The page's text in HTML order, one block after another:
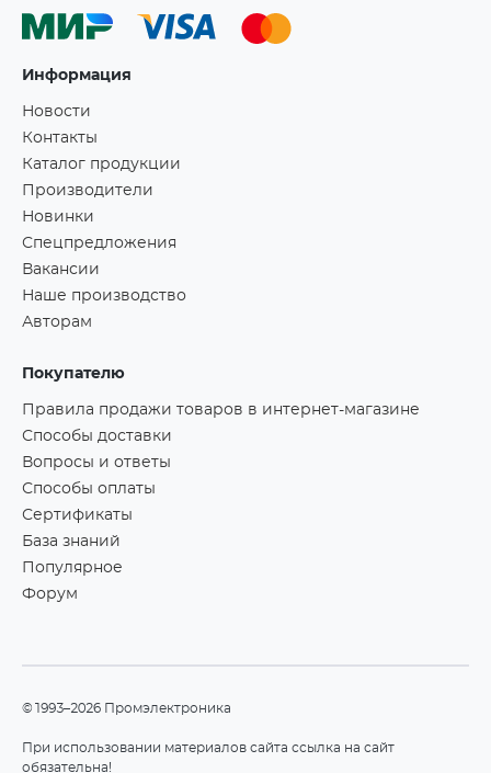
Информация
Новости
Контакты
Каталог продукции
Производители
Новинки
Спецпредложения
Вакансии
Наше производство
Авторам
Покупателю
Правила продажи товаров в интернет-магазине
Способы доставки
Вопросы и ответы
Способы оплаты
Сертификаты
База знаний
Популярное
Форум
©1993–2026 Промэлектроника
При использовании материалов сайта ссылка на сайт
обязательна!